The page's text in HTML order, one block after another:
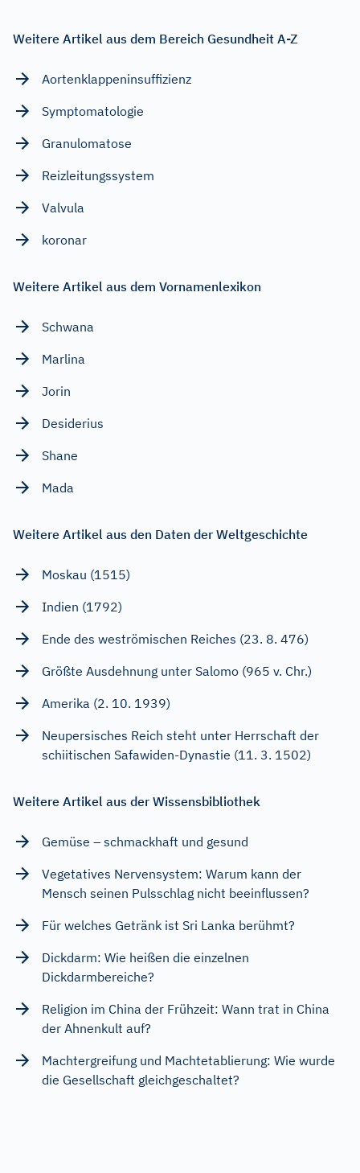
Weitere Artikel aus dem Bereich Gesundheit A-Z
Aortenklappeninsuffizienz
Symptomatologie
Granulomatose
Reizleitungssystem
Valvula
koronar
Weitere Artikel aus dem Vornamenlexikon
Schwana
Marlina
Jorin
Desiderius
Shane
Mada
Weitere Artikel aus den Daten der Weltgeschichte
Moskau (1515)
Indien (1792)
Ende des weströmischen Reiches (23. 8. 476)
Größte Ausdehnung unter Salomo (965 v. Chr.)
Amerika (2. 10. 1939)
Neupersisches Reich steht unter Herrschaft der
schiitischen Safawiden-Dynastie (11. 3. 1502)
Weitere Artikel aus der Wissensbibliothek
Gemüse – schmackhaft und gesund
Vegetatives Nervensystem: Warum kann der
Mensch seinen Pulsschlag nicht beeinflussen?
Für welches Getränk ist Sri Lanka berühmt?
Dickdarm: Wie heißen die einzelnen
Dickdarmbereiche?
Religion im China der Frühzeit: Wann trat in China
der Ahnenkult auf?
Machtergreifung und Machtetablierung: Wie wurde
die Gesellschaft gleichgeschaltet?